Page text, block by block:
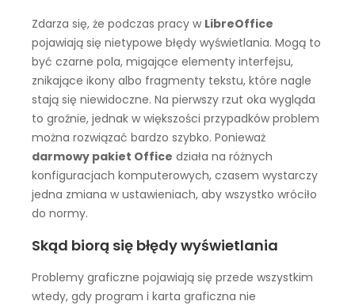
Zdarza się, że podczas pracy w LibreOffice
pojawiają się nietypowe błędy wyświetlania. Mogą to
być czarne pola, migające elementy interfejsu,
znikające ikony albo fragmenty tekstu, które nagle
stają się niewidoczne. Na pierwszy rzut oka wygląda
to groźnie, jednak w większości przypadków problem
można rozwiązać bardzo szybko. Ponieważ
darmowy pakiet Office działa na różnych
konfiguracjach komputerowych, czasem wystarczy
jedna zmiana w ustawieniach, aby wszystko wróciło
do normy.
Skąd biorą się błędy wyświetlania
Problemy graficzne pojawiają się przede wszystkim
wtedy, gdy program i karta graficzna nie